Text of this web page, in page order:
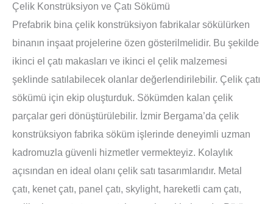
Çelik Konstrüksiyon ve Çatı Sökümü
Prefabrik bina çelik konstrüksiyon fabrikalar sökülürken
binanın inşaat projelerine özen gösterilmelidir. Bu şekilde
ikinci el çatı makasları ve ikinci el çelik malzemesi
şeklinde satılabilecek olanlar değerlendirilebilir. Çelik çatı
sökümü için ekip oluşturduk. Sökümden kalan çelik
parçalar geri dönüştürülebilir. İzmir Bergama’da çelik
konstrüksiyon fabrika söküm işlerinde deneyimli uzman
kadromuzla güvenli hizmetler vermekteyiz. Kolaylık
açısından en ideal olanı çelik satı tasarımlarıdır. Metal
çatı, kenet çatı, panel çatı, skylight, hareketli cam çatı,